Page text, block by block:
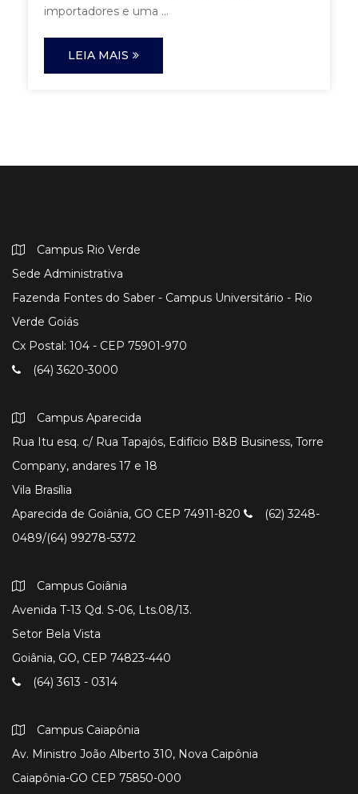
importadores e uma ...
LEIA MAIS
Campus Rio Verde
Sede Administrativa
Fazenda Fontes do Saber - Campus Universitário - Rio
Verde Goiás
Cx Postal: 104 - CEP 75901-970
(64) 3620-3000
Campus Aparecida
Rua Itu esq. c/ Rua Tapajós, Edifício B&B Business, Torre
Company, andares 17 e 18
Vila Brasília
Aparecida de Goiânia, GO CEP 74911-820
(62) 3248-
0489/(64) 99278-5372
Campus Goiânia
Avenida T-13 Qd. S-06, Lts.08/13.
Setor Bela Vista
Goiânia, GO, CEP 74823-440
(64) 3613 - 0314
Campus Caiapônia
Av. Ministro João Alberto 310, Nova Caipônia
Caiapônia-GO CEP 75850-000